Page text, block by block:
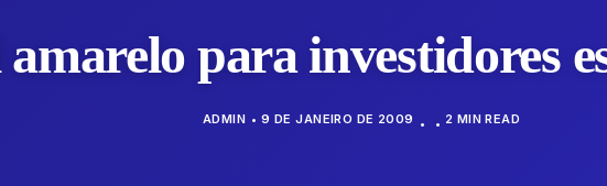
para investidores
ADMIN 9 DE JANEIRO DE 2009 2 MIN READ